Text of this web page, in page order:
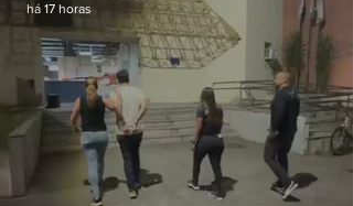
há 17 horas